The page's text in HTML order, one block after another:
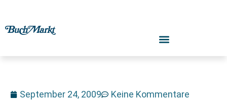
September 24, 2009 Keine Kommentare